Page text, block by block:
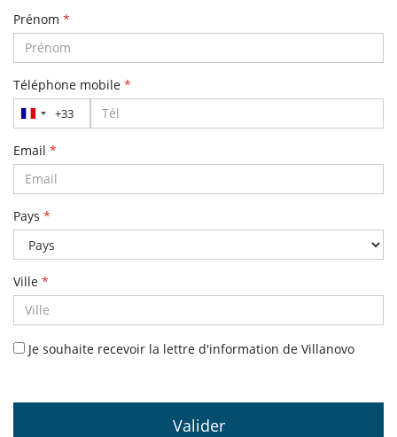
Prénom *
Téléphone mobile *
France
+33
+33
Email *
Pays *
Ville *
Je souhaite recevoir la lettre d'information de Villanovo
Valider